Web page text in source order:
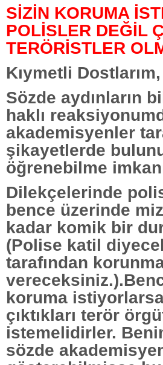
SİZİN KORUMA
POLİSLER DEĞİL
TERÖRİSTLER
Kıymetli Dostlarım,
Sözde aydınların
haklı
akademisyenler
şikayetlerde
öğrenebilme
Dilekçelerinde
bence üzerinde
kadar komik bir
(Polise katil
tarafından
koruma
çıktıkları terör
istemelidirler.
sözde